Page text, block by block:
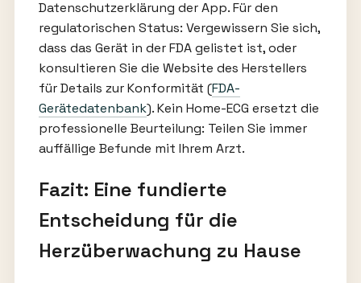
Datenschutzerklärung der App. Für den
regulatorischen Status: Vergewissern Sie sich,
dass das Gerät in der FDA gelistet ist, oder
konsultieren Sie die Website des Herstellers
für Details zur Konformität (FDA-
Gerätedatenbank). Kein Home-ECG ersetzt die
professionelle Beurteilung: Teilen Sie immer
auffällige Befunde mit Ihrem Arzt.
Fazit: Eine fundierte
Entscheidung für die
Herzüberwachung zu Hause